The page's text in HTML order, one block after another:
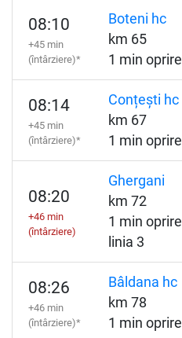
08:10
+45 min
(întârziere)*
Boteni hc
km 65
1 min oprire
08:14
+45 min
(întârziere)*
Conțești hc
km 67
1 min oprire
08:20
+46 min
(întârziere)
Ghergani
km 72
1 min oprire
linia 3
08:26
+46 min
(întârziere)*
Bâldana hc
km 78
1 min oprire